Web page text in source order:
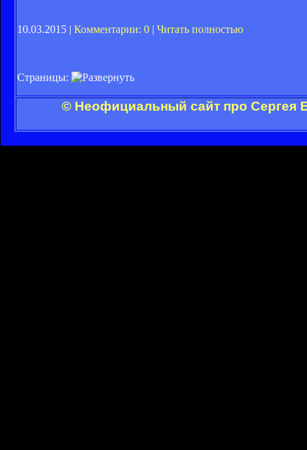
10.03.2015 | Комментарии: 0 | Читать полностью
Страницы:
© Неофициальный сайт про Сергея